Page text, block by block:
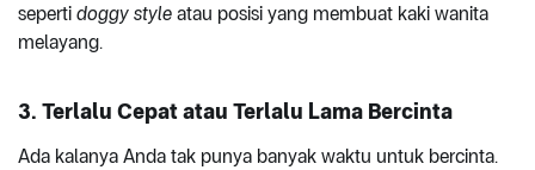
seperti doggy style atau posisi yang membuat kaki wanita
melayang.
3. Terlalu Cepat atau Terlalu Lama Bercinta
Ada kalanya Anda tak punya banyak waktu untuk bercinta.